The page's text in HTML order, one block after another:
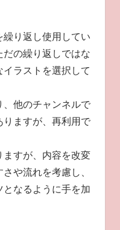
り返し使用してい
の繰り返しではな
ラストを選択して
他のチャンネルで
りますが、再利用で
すが、内容を改変
や流れを考慮し、
なるように手を加